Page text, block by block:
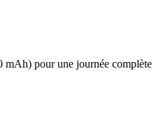
mAh) pour une journée complète